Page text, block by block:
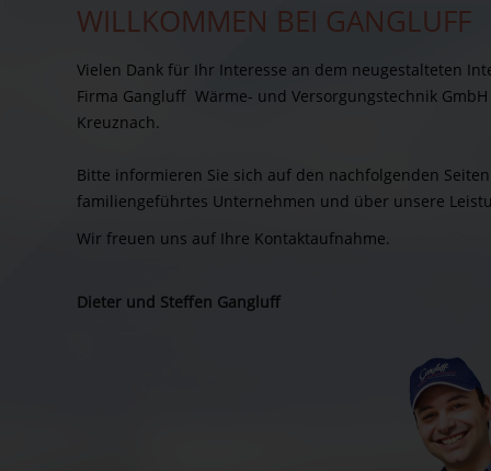
WILLKOMMEN BEI GANGLUFF
Vielen Dank für Ihr Interesse an dem neugestalteten
Firma Gangluff Wärme- und Versorgungstechnik
Kreuznach.
Bitte informieren Sie sich auf den nachfolgenden
familiengeführtes Unternehmen und über unsere
Wir freuen uns auf Ihre Kontaktaufnahme.
Dieter und Steffen Gangluff